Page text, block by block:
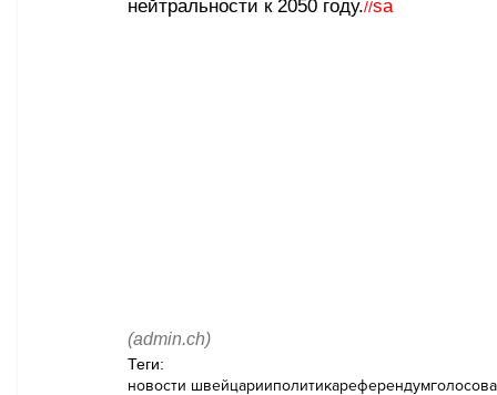
нейтральности к 2050 году.//sa
(admin.ch)
Теги:
новости швейцарииполитикареферендум